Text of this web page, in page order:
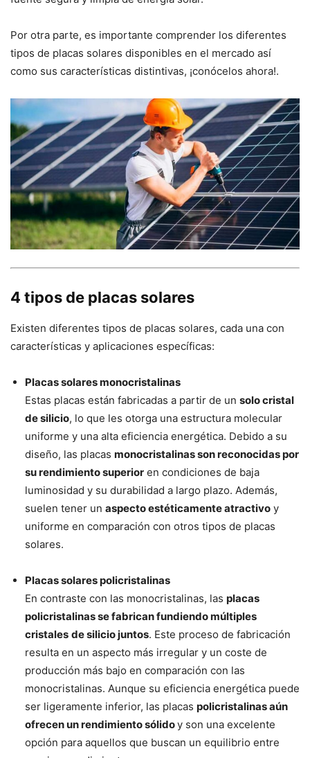
Por otra parte, es importante comprender los diferentes
tipos de placas solares disponibles en el mercado así
como sus características distintivas, ¡conócelos ahora!.
4 tipos de placas solares
Existen diferentes tipos de placas solares, cada una con
características y aplicaciones específicas:
Placas solares monocristalinas
Estas placas están fabricadas a partir de un solo cristal
de silicio, lo que les otorga una estructura molecular
uniforme y una alta eficiencia energética. Debido a su
diseño, las placas monocristalinas son reconocidas por
su rendimiento superior en condiciones de baja
luminosidad y su durabilidad a largo plazo. Además,
suelen tener un aspecto estéticamente atractivo y
uniforme en comparación con otros tipos de placas
solares.
Placas solares policristalinas
En contraste con las monocristalinas, las placas
policristalinas se fabrican fundiendo múltiples
cristales de silicio juntos. Este proceso de fabricación
resulta en un aspecto más irregular y un coste de
producción más bajo en comparación con las
monocristalinas. Aunque su eficiencia energética puede
ser ligeramente inferior, las placas policristalinas aún
ofrecen un rendimiento sólidoy son una excelente
opción para aquellos que buscan un equilibrio entre